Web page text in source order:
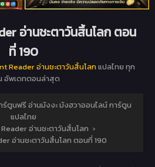
อ่านชะตาวันสิ้นโลก ตอน
ที่ 190
Reader อ่านชะตาวันสิ้นโลกแปลไทย ทุก
อัพเดทตอนล่าสุด
ตูนฟรี อ่านมังงะ มังฮวาออนไลน์ การ์ตูน
แปลไทย
อ่านชะตาวันสิ้นโลก ›
อ่านชะตาวันสิ้นโลก ตอนที่ 190